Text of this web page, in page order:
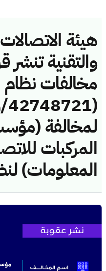
هيئة
والتقنية تنشر
مخالفات نظام
لمخالفة
المركبات
المعلومات)